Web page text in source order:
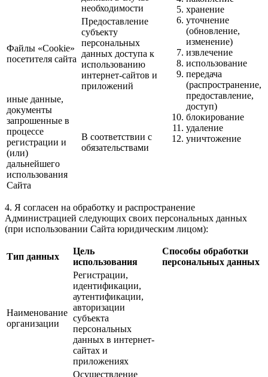
хранение
уточнение
(обновление,
изменение)
извлечение
использование
передача
(распространение,
предоставление,
доступ)
блокирование
удаление
уничтожение
необходимости
Файлы «Cookie»
посетителя сайта
Предоставление
субъекту
персональных
данных доступа к
использованию
интернет-сайтов и
приложений
иные данные,
документы
запрошенные в
процессе
регистрации и
(или)
дальнейшего
использования
Сайта
В соответствии с
обязательствами
4. Я согласен на обработку и распространение
Администрацией следующих своих персональных данных
(при использовании Сайта юридическим лицом):
Тип данных
Цель
использования
Способы обработки
персональных данных
Наименование
организации
Регистрации,
идентификации,
аутентификации,
авторизации
субъекта
персональных
данных в интернет-
сайтах и
приложениях
Осуществление